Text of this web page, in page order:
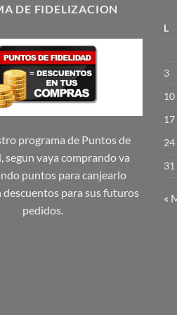
múltiples
Las
opciones
se
pueden
elegir
en
la
de
producto
DE FIDELIZACION
programa de Puntos de
segun vaya comprando va
puntos para canjearlo
descuentos para sus futuros
pedidos.
L
3
10
17
24
31
«